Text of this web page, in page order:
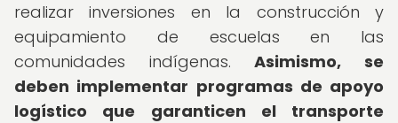
realizar inversiones en la construcción y
equipamiento de escuelas en las
comunidades indígenas.Asimismo, se
deben implementar programas de apoyo
logístico que garanticen el transporte